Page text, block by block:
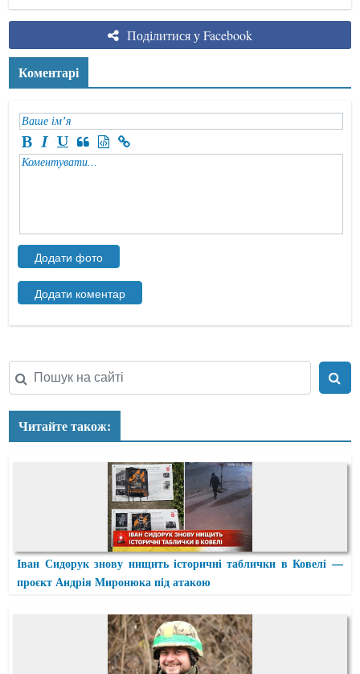
Поділитися у Facebook
Коментарі
Читайте також:
Іван Сидорук знову нищить історичні таблички в Ковелі —
проєкт Андрія Миронюка під атакою